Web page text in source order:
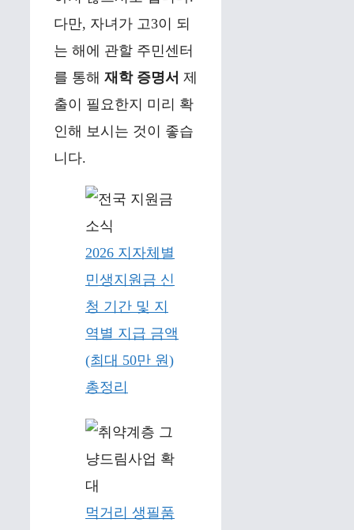
다만, 자녀가 고3이 되
는 해에 관할 주민센터
를 통해 재학 증명서 제
출이 필요한지 미리 확
인해 보시는 것이 좋습
니다.
2026 지자체별
민생지원금 신
청 기간 및 지
역별 지급 금액
(최대 50만 원)
총정리
먹거리 생필품